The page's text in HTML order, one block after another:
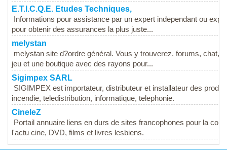
E.T.I.C.Q.E. Etudes Techniques,
Informations pour assistance par un expert independant ou
pour obtenir des assurances la plus juste...
melystan
melystan site d?ordre général. Vous y trouverez. forums, chat,
jeu et une boutique avec des rayons pour...
Sigimpex SARL
SIGIMPEX est importateur, distributeur et installateur des
incendie, teledistribution, informatique, telephonie.
CineleZ
Portail annuaire liens en durs de sites francophones pour la
l'actu cine, DVD, films et livres lesbiens.